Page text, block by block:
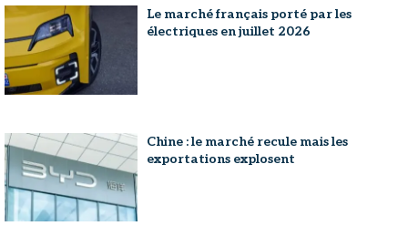
Le marché français porté par les
électriques en juillet 2026
Chine : le marché recule mais les
exportations explosent